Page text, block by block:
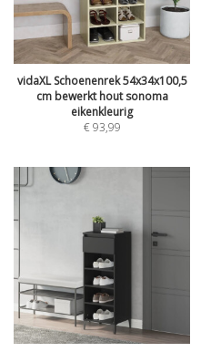
vidaXL Schoenenrek 54x34x100,5
cm bewerkt hout sonoma
eikenkleurig
€93,99